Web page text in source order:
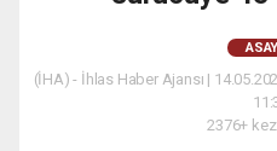
(İHA) - İhlas Haber Ajansı |
2376+